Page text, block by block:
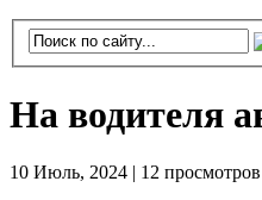
На водителя
10 Июль, 2024 | 12 просмотров